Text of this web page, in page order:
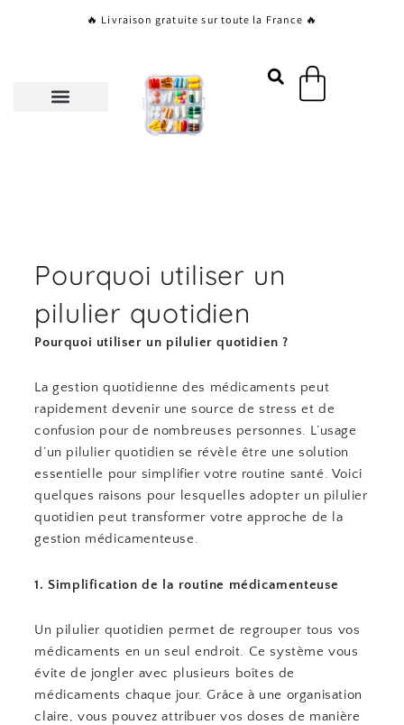
🔥 Livraison gratuite sur toute la France 🔥
Panier
Pourquoi utiliser un
pilulier quotidien
Pourquoi utiliser un pilulier quotidien ?
La gestion quotidienne des médicaments peut
rapidement devenir une source de stress et de
confusion pour de nombreuses personnes. L’usage
d’un pilulier quotidien se révèle être une solution
essentielle pour simplifier votre routine santé. Voici
quelques raisons pour lesquelles adopter un pilulier
quotidien peut transformer votre approche de la
gestion médicamenteuse.
1. Simplification de la routine médicamenteuse
Un pilulier quotidien permet de regrouper tous vos
médicaments en un seul endroit. Ce système vous
évite de jongler avec plusieurs boîtes de
médicaments chaque jour. Grâce à une organisation
claire, vous pouvez attribuer vos doses de manière